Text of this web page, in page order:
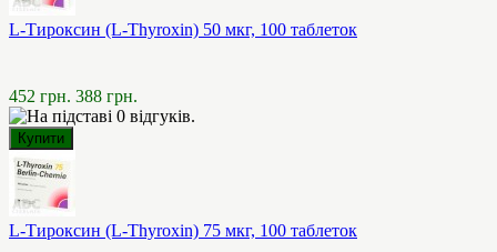
L-Тироксин (L-Thyroxin) 50 мкг, 100 таблеток
452 грн. 388 грн.
L-Тироксин (L-Thyroxin) 75 мкг, 100 таблеток